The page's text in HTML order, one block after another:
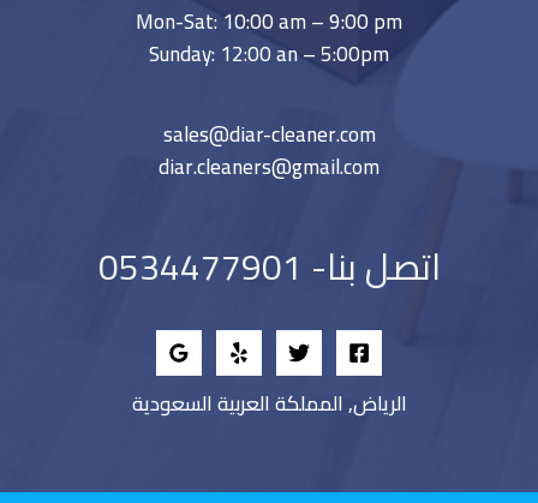
Mon-Sat: 10:00 am – 9:00 pm
Sunday: 12:00 an – 5:00pm
sales@diar-cleaner.com
diar.cleaners@gmail.com
اتصل بنا- 0534477901
الرياض, المملكة العربية السعودية